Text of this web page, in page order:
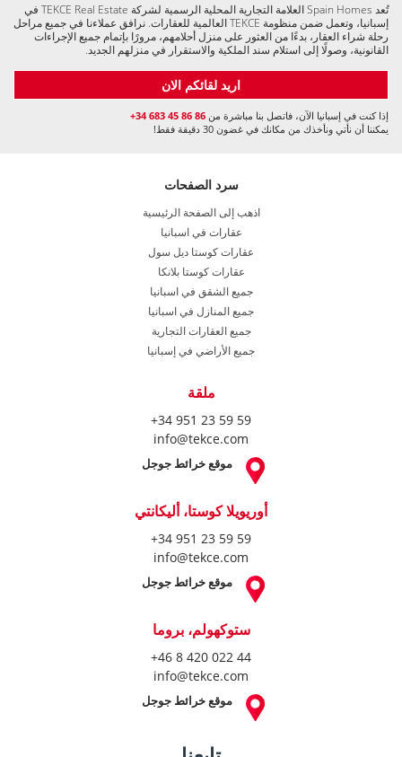
تُعد Spain Homes العلامة التجارية المحلية الرسمية لشركة TEKCE Real Estate في
إسبانيا، وتعمل ضمن منظومة TEKCE العالمية للعقارات. نرافق عملاءنا في جميع مراحل
رحلة شراء العقار، بدءًا من العثور على منزل أحلامهم، مرورًا بإتمام جميع الإجراءات
القانونية، وصولًا إلى استلام سند الملكية والاستقرار في منزلهم الجديد.
اريد لقائكم الان
إذا كنت في إسبانيا الآن، فاتصل بنا مباشرة من +34 683 45 86 86
يمكننا أن نأتي ونأخذك من مكانك في غضون 30 دقيقة فقط!
سرد الصفحات
اذهب إلى الصفحة الرئيسية
عقارات في اسبانيا
عقارات كوستا ديل سول
عقارات كوستا بلانكا
جميع الشقق في اسبانيا
جميع المنازل في اسبانيا
جميع العقارات التجارية
جميع الأراضي في إسبانيا
ملقة
+34 951 23 59 59
info@tekce.com
موقع خرائط جوجل
أوريويلا كوستا، أليكانتي
+34 951 23 59 59
info@tekce.com
موقع خرائط جوجل
ستوكهولم، بروما
+46 8 420 022 44
info@tekce.com
موقع خرائط جوجل